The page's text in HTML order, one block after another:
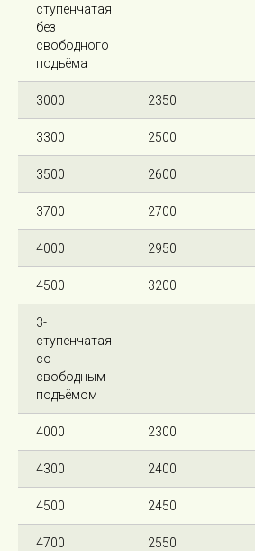
ступенчатая
без
свободного
подъёма
3000 2350
3300 2500
3500 2600
3700 2700
4000 2950
4500 3200
3-
ступенчатая
со
свободным
подъёмом
4000 2300
4300 2400
4500 2450
4700 2550